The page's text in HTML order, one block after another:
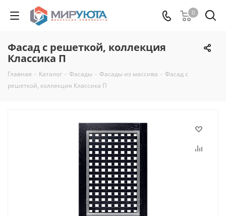
0
Фасад с решеткой, коллекция
Классика П
Главная - Каталог - Фасады - Фасады из массива - Фасад с
решеткой, коллекция Классика П